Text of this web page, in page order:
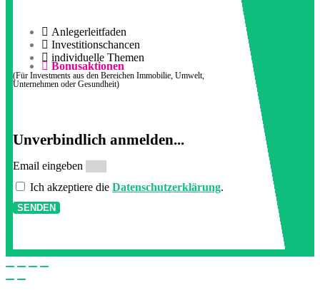
Anlegerleitfaden
Investitionschancen
individuelle Themen
Bonusaktionen
(Für Investments aus den Bereichen Immobilie, Umwelt,
Unternehmen oder Gesundheit)
Unverbindlich anmelden...
Email eingeben
Ich akzeptiere die Datenschutzerklärung.
SENDEN